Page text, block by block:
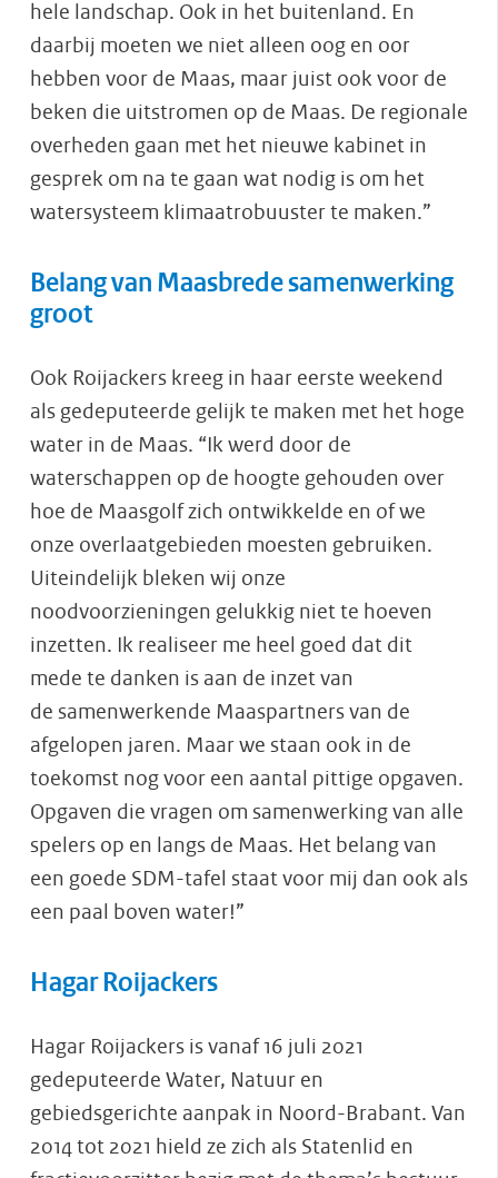
hele landschap. Ook in het buitenland. En
daarbij moeten we niet alleen oog en oor
hebben voor de Maas, maar juist ook voor de
beken die uitstromen op de Maas. De regionale
overheden gaan met het nieuwe kabinet in
gesprek om na te gaan wat nodig is om het
watersysteem klimaatrobuuster te maken.”
Belang van Maasbrede samenwerking
groot
Ook Roijackers kreeg in haar eerste weekend
als gedeputeerde gelijk te maken met het hoge
water in de Maas. “Ik werd door de
waterschappen op de hoogte gehouden over
hoe de Maasgolf zich ontwikkelde en of we
onze overlaatgebieden moesten gebruiken.
Uiteindelijk bleken wij onze
noodvoorzieningen gelukkig niet te hoeven
inzetten. Ik realiseer me heel goed dat dit
mede te danken is aan de inzet van
de samenwerkende Maaspartners van de
afgelopen jaren. Maar we staan ook in de
toekomst nog voor een aantal pittige opgaven.
Opgaven die vragen om samenwerking van alle
spelers op en langs de Maas. Het belang van
een goede SDM-tafel staat voor mij dan ook als
een paal boven water!”
Hagar Roijackers
Hagar Roijackers is vanaf 16 juli 2021
gedeputeerde Water, Natuur en
gebiedsgerichte aanpak in Noord-Brabant. Van
2014 tot 2021 hield ze zich als Statenlid en